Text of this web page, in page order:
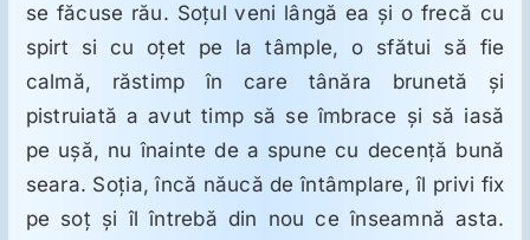
Antropologie
Proză utilă
se făcuse rău. Soţul veni lângă ea şi o frecă cu
spirt si cu oţet pe la tâmple, o sfătui să fie
calmă, răstimp în care tânăra brunetă şi
pistruiată a avut timp să se îmbrace şi să iasă
pe uşă, nu înainte de a spune cu decenţă bună
seara. Soţia, încă năucă de întâmplare, îl privi fix
pe soţ şi îl întrebă din nou ce înseamnă asta.